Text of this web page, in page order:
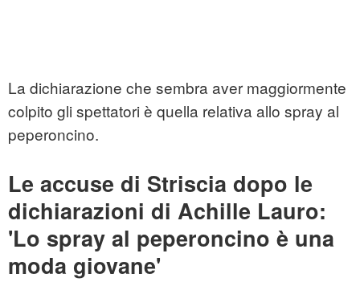
La dichiarazione che sembra aver maggiormente
colpito gli spettatori è quella relativa allo spray al
peperoncino.
Le accuse di Striscia dopo le
dichiarazioni di Achille Lauro:
'Lo spray al peperoncino è una
moda giovane'